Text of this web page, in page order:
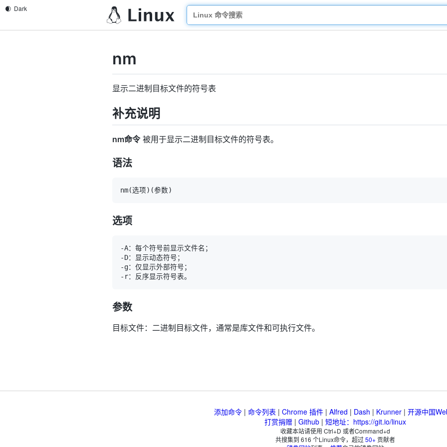
nm
显示二进制目标文件的符号表
补充说明
nm命令被用于显示二进制目标文件的符号表。
语法
nm(选项) (参数)
选项
参数
目标文件：二进制目标文件，通常是库文件和可执行文件。
添加命令| 命令列表 | Chrome 插件| Alfred | Dash | Krunner| 开源中国
打赏捐赠 | Github | 短地址：https://git.io/linux
收藏本站请使用 Ctrl+D 或者Command+d
共搜集到 616 个Linux命令，超过50+贡献者